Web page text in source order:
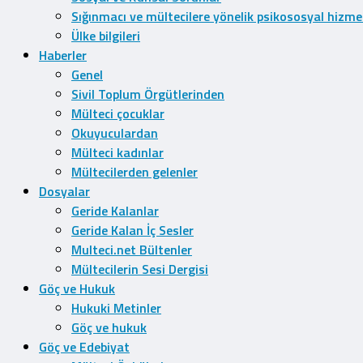
Sığınmacı ve mültecilere yönelik psikososyal
Ülke bilgileri
Haberler
Genel
Sivil Toplum Örgütlerinden
Mülteci çocuklar
Okuyuculardan
Mülteci kadınlar
Mültecilerden gelenler
Dosyalar
Geride Kalanlar
Geride Kalan İç Sesler
Multeci.net Bültenler
Mültecilerin Sesi Dergisi
Göç ve Hukuk
Hukuki Metinler
Göç ve hukuk
Göç ve Edebiyat